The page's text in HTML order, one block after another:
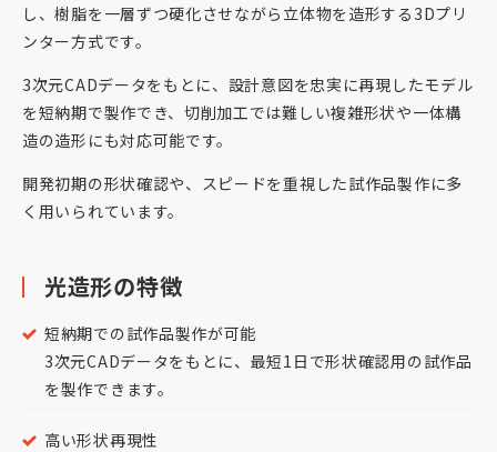
し、樹脂を一層ずつ硬化させながら立体物を造形する3Dプリ
ンター方式です。
3次元CADデータをもとに、設計意図を忠実に再現したモデル
を短納期で製作でき、切削加工では難しい複雑形状や一体構
造の造形にも対応可能です。
開発初期の形状確認や、スピードを重視した試作品製作に多
く用いられています。
光造形の特徴
短納期での試作品製作が可能
3次元CADデータをもとに、最短1日で形状確認用の試作品
を製作できます。
高い形状再現性